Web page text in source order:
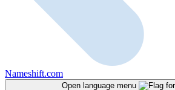
Nameshift.com
Open language menu